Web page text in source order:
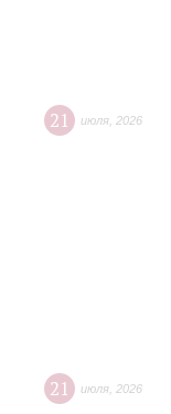
21 июля 2026
21 июля 2026